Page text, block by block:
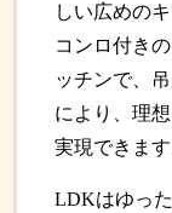
しい広めの
コンロ付きの
ッチンで、
により、理
実現できます
LDKはゆっ